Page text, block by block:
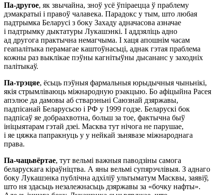
Па-другое, як звычайна, зноў усё ўпіраецца ў праблему
дэмакратыі і правоў чалавека. Парадокс у тым, што любая
падтрымка Беларусі з боку Захаду адначасова азначае
і падтрымку дыктатуры Лукашэнкі. І аддзяліць адно
ад другога практычна немагчыма. І хаця апошнім часам
геапалітыка перамагае каштоўнасьці, аднак гэтая праблема
кожны раз выклікае пэўны кагнітыўны дысананс у заходніх
палітыкаў.
Па-трэцяе, ёсьць пэўныя фармальныя юрыдычныя чыньнікі,
якія стрымліваюць міжнародную рэакцыю. Бо афіцыйна Расея
апэлюе да дамовы аб стварэньні Саюзнай дзяржавы,
падпісанай Беларусьсю і РФ у 1999 годзе. Беларускі бок
падпісаў яе добраахвотна, больш за тое, фактычна быў
ініцыятарам гэтай дзеі. Масква тут нічога не парушае,
і яе цяжка папракнуць у у нейкай зьнявазе міжнароднага
права.
Па-чацьвёртае, тут вельмі важныя паводзіны самога
беларускага кіраўніцтва. А яны вельмі супярэчлівыя. З аднаго
боку Лукашэнка публічна адхіліў ультыматум Масквы, заявіў,
што ня здасьць незалежнасьць дзяржавы за «бочку нафты».